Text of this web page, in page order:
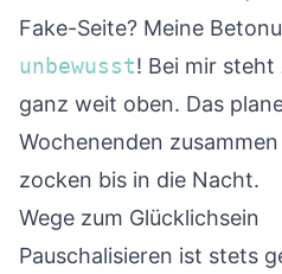
Fake-Seite? Meine
unbewusst! Bei mir steht
ganz weit oben. Das
Wochenenden
zocken bis in die Nacht.
Wege zum Glücklichsein
Pauschalisieren ist stets